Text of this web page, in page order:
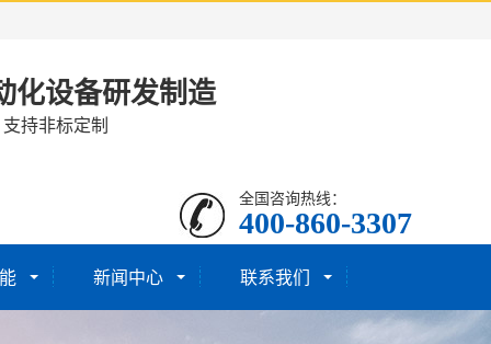
化设备研发制造
支持非标定制
全国咨询热线：
400-860-3307
新闻中心 联系我们